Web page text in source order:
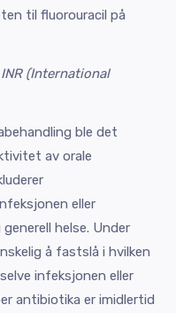
til fluorouracil på
(International
ble det
av orale
eller
helse. Under
å fastslå i hvilken
infeksjonen eller
antibiotika er imidlertid